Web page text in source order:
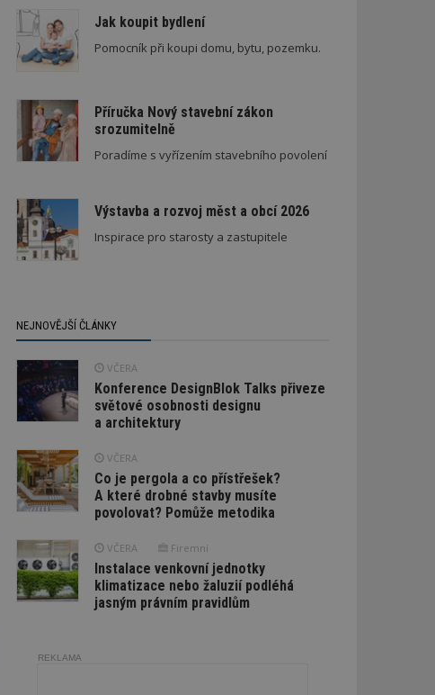
Jak koupit bydlení
Pomocník při koupi domu, bytu, pozemku.
Příručka Nový stavební zákon
srozumitelně
Poradíme s vyřízením stavebního povolení
Výstavba a rozvoj měst a obcí 2026
Inspirace pro starosty a zastupitele
NEJNOVĚJŠÍ ČLÁNKY
VČERA
Konference DesignBlok Talks přiveze
světové osobnosti designu
a architektury
VČERA
Co je pergola a co přístřešek?
A které drobné stavby musíte
povolovat? Pomůže metodika
VČERA Firemní
Instalace venkovní jednotky
klimatizace nebo žaluzií podléhá
jasným právním pravidlům
REKLAMA